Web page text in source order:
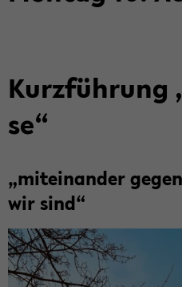
Kurz­füh­rung
se“
„mit­ein­an­der
wir sind“